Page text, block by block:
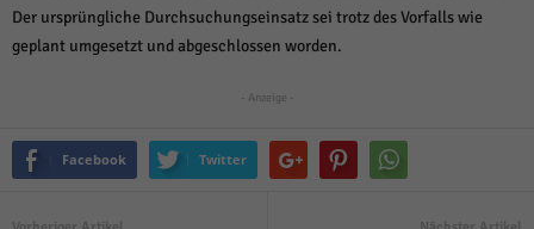
Der ursprüngliche Durchsuchungseinsatz sei trotz des Vorfalls wie
geplant umgesetzt und abgeschlossen worden.
- Anzeige -
Facebook Twitter
Externe Medien (6)
werden, bedarf der Zugriff auf diese Inhalte keiner manuellen Einwilligung
Cookie-Informationen anzeigen